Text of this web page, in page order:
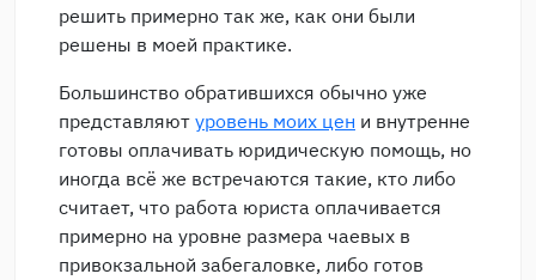
решить примерно так же, как они были
решены в моей практике.
Большинство обратившихся обычно уже
представляют уровень моих цен и внутренне
готовы оплачивать юридическую помощь, но
иногда всё же встречаются такие, кто либо
считает, что работа юриста оплачивается
примерно на уровне размера чаевых в
привокзальной забегаловке, либо готов